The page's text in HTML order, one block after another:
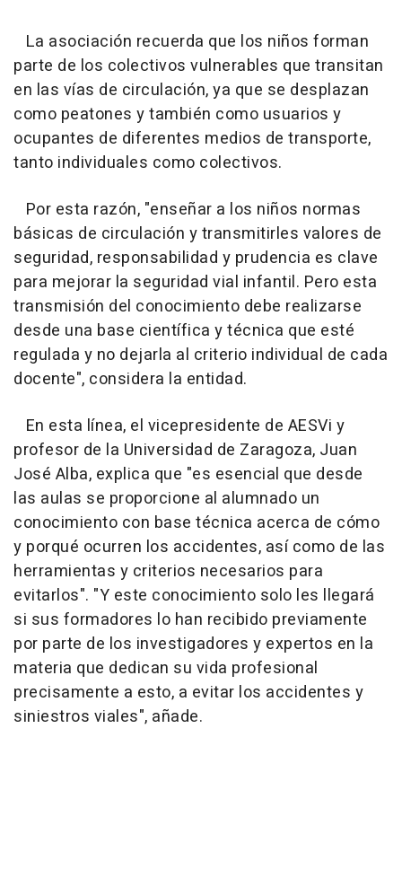
La asociación recuerda que los niños forman
parte de los colectivos vulnerables que transitan
en las vías de circulación, ya que se desplazan
como peatones y también como usuarios y
ocupantes de diferentes medios de transporte,
tanto individuales como colectivos.
Por esta razón, "enseñar a los niños normas
básicas de circulación y transmitirles valores de
seguridad, responsabilidad y prudencia es clave
para mejorar la seguridad vial infantil. Pero esta
transmisión del conocimiento debe realizarse
desde una base científica y técnica que esté
regulada y no dejarla al criterio individual de cada
docente", considera la entidad.
En esta línea, el vicepresidente de AESVi y
profesor de la Universidad de Zaragoza, Juan
José Alba, explica que "es esencial que desde
las aulas se proporcione al alumnado un
conocimiento con base técnica acerca de cómo
y porqué ocurren los accidentes, así como de las
herramientas y criterios necesarios para
evitarlos". "Y este conocimiento solo les llegará
si sus formadores lo han recibido previamente
por parte de los investigadores y expertos en la
materia que dedican su vida profesional
precisamente a esto, a evitar los accidentes y
siniestros viales", añade.